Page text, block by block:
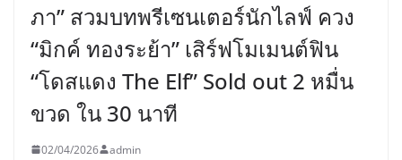
ภา” สวมบทพรีเซนเตอร์นักไลฟ์ ควง
“มิกค์ ทองระย้า” เสิร์ฟโมเมนต์ฟิน
“โดสแดง The Elf” Sold out 2 หมื่น
ขวด ใน 30 นาที
02/04/2026 admin